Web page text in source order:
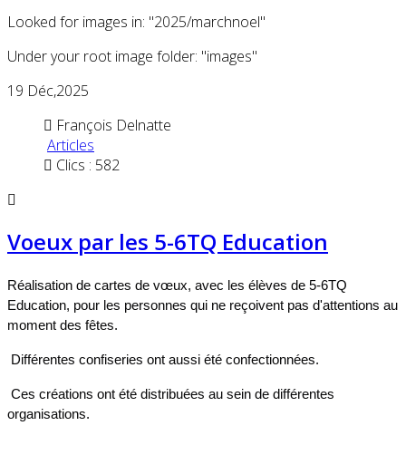
Looked for images in: "2025/marchnoel"
Under your root image folder: "images"
19 Déc,2025
François Delnatte
Articles
Clics : 582
Voeux par les 5-6TQ Education
Réalisation de cartes de vœux, avec les élèves de 5-6TQ
Education, pour les personnes qui ne reçoivent pas d'attentions au
moment des fêtes.
Différentes confiseries ont aussi été confectionnées.
Ces créations ont été distribuées au sein de différentes
organisations.